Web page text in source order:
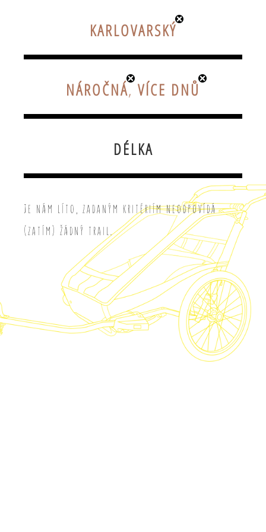
KARLOVARSKÝ
NÁROČNÁ, VÍCE DNŮ
DÉLKA
Je nám líto, zadaným kritériím neodpovídá
(zatím) žádný trail.